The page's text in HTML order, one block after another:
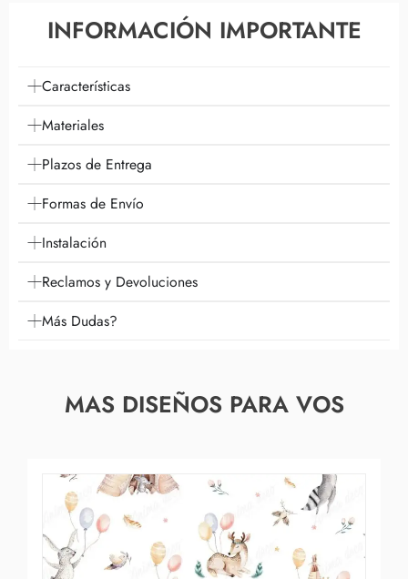
INFORMACIÓN IMPORTANTE
Características
Materiales
Plazos de Entrega
Formas de Envío
Instalación
Reclamos y Devoluciones
Más Dudas?
MAS DISEÑOS PARA VOS